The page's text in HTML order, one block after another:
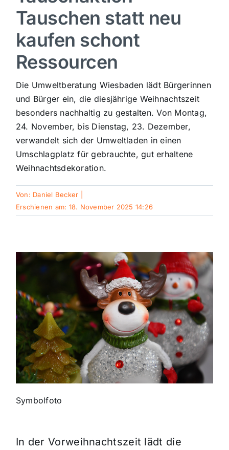
Sport
Panorama
Mein Stadtteil
Galerie
Verkehrsmeldungen
Themen und Termine
Gewinnspiele
Tauschen statt neu
kaufen schont
Ressourcen
Die Umweltberatung Wiesbaden lädt Bürgerinnen
und Bürger ein, die diesjährige Weihnachtszeit
besonders nachhaltig zu gestalten. Von Montag,
24. November, bis Dienstag, 23. Dezember,
verwandelt sich der Umweltladen in einen
Umschlagplatz für gebrauchte, gut erhaltene
Weihnachtsdekoration.
Von: Daniel Becker
Erschienen am: 18. November 2025 14:26
Symbolfoto
In der Vorweihnachtszeit lädt die